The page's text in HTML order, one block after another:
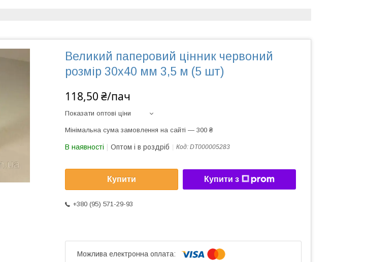
Великий паперовий цінник червоний
розмір 30х40 мм 3,5 м (5 шт)
118,50 ₴/пач
Показати оптові ціни
Мінімальна сума замовлення на сайті — 300 ₴
В наявності Оптом і в роздріб Код: DT000005283
Купити Купити з
+380 (95) 571-29-93